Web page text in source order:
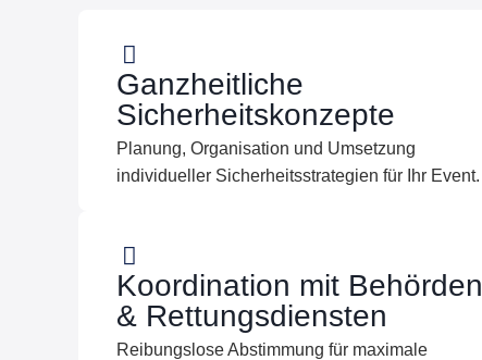
Ganzheitliche
Sicherheitskonzepte
Planung, Organisation und Umsetzung
individueller Sicherheitsstrategien für Ihr Event.
Koordination mit Behörden
& Rettungsdiensten
Reibungslose Abstimmung für maximale